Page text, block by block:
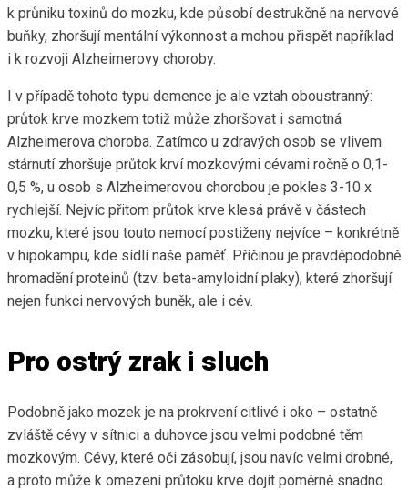
k průniku toxinů do mozku, kde působí destrukčně na nervové
buňky, zhoršují mentální výkonnost a mohou přispět například
i k rozvoji Alzheimerovy choroby.
I v případě tohoto typu demence je ale vztah oboustranný:
průtok krve mozkem totiž může zhoršovat i samotná
Alzheimerova choroba. Zatímco u zdravých osob se vlivem
stárnutí zhoršuje průtok krví mozkovými cévami ročně o 0,1-
0,5 %, u osob s Alzheimerovou chorobou je pokles 3-10 x
rychlejší. Nejvíc přitom průtok krve klesá právě v částech
mozku, které jsou touto nemocí postiženy nejvíce – konkrétně
v hipokampu, kde sídlí naše paměť. Příčinou je pravděpodobně
hromadění proteinů (tzv. beta-amyloidní plaky), které zhoršují
nejen funkci nervových buněk, ale i cév.
Pro ostrý zrak i sluch
Podobně jako mozek je na prokrvení citlivé i oko – ostatně
zvláště cévy v sítnici a duhovce jsou velmi podobné těm
mozkovým. Cévy, které oči zásobují, jsou navíc velmi drobné,
a proto může k omezení průtoku krve dojít poměrně snadno.